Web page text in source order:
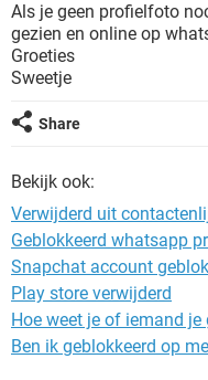
TIKTOK
NETFLIX
GRATIS
TIKTOK
Als je geen profielfoto
gezien en online op
Groeties
Sweetje
Share
Bekijk ook:
Verwijderd uit
Geblokkeerd whatsapp
Snapchat account
Play store verwijderd
Hoe weet je of iemand
Ben ik geblokkeerd op